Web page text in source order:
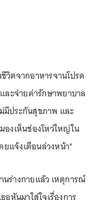
วิตจากอาหารจานโปรด
ละจ่ายค่ารักษาพยาบาล
มีประกันสุขภาพ และ
องเห็นช่องโหว่ใหญ่ใน
ยแจ้งเตือนล่วงหน้า”
ร่างกายแล้ว เหตุการณ์
หันมาใส่ใจเรื่องการ